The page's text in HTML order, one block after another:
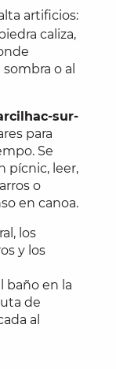
artificios:
caliza,
o al
sur-
para
Se
pícnic, leer,
o
en canoa.
los
y los
baño en la
de
al